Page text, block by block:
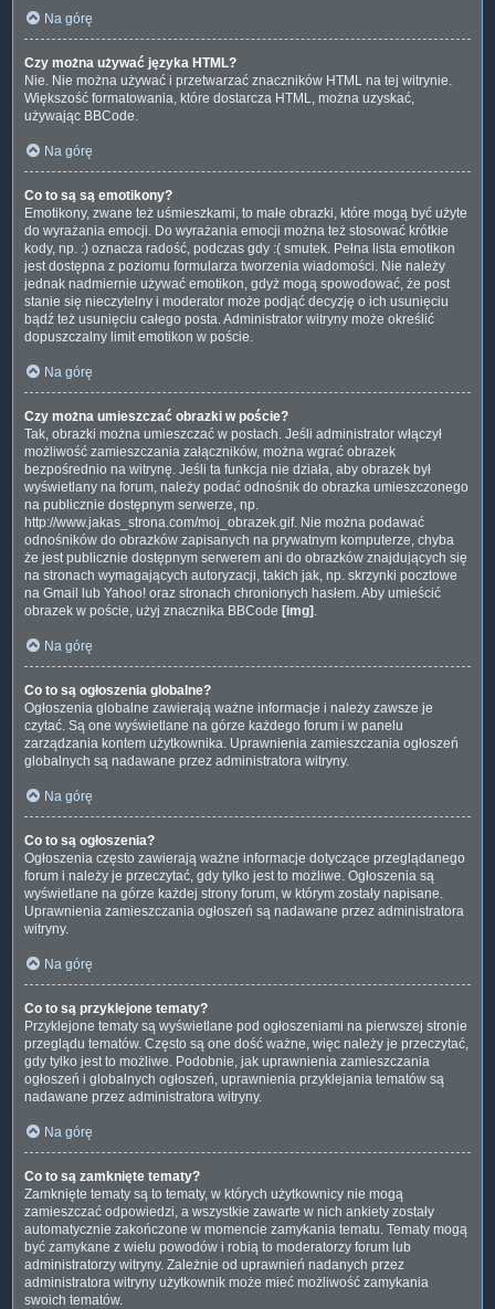
Na górę
Czy można używać języka HTML?
Nie. Nie można używać i przetwarzać znaczników HTML na tej witrynie.
Większość formatowania, które dostarcza HTML, można uzyskać,
używając BBCode.
Na górę
Co to są są emotikony?
Emotikony, zwane też uśmieszkami, to małe obrazki, które mogą być użyte
do wyrażania emocji. Do wyrażania emocji można też stosować krótkie
kody, np. :) oznacza radość, podczas gdy :( smutek. Pełna lista emotikon
jest dostępna z poziomu formularza tworzenia wiadomości. Nie należy
jednak nadmiernie używać emotikon, gdyż mogą spowodować, że post
stanie się nieczytelny i moderator może podjąć decyzję o ich usunięciu
bądź też usunięciu całego posta. Administrator witryny może określić
dopuszczalny limit emotikon w poście.
Na górę
Czy można umieszczać obrazki w poście?
Tak, obrazki można umieszczać w postach. Jeśli administrator włączył
możliwość zamieszczania załączników, można wgrać obrazek
bezpośrednio na witrynę. Jeśli ta funkcja nie działa, aby obrazek był
wyświetlany na forum, należy podać odnośnik do obrazka umieszczonego
na publicznie dostępnym serwerze, np.
http://www.jakas_strona.com/moj_obrazek.gif. Nie można podawać
odnośników do obrazków zapisanych na prywatnym komputerze, chyba
że jest publicznie dostępnym serwerem ani do obrazków znajdujących się
na stronach wymagających autoryzacji, takich jak, np. skrzynki pocztowe
na Gmail lub Yahoo! oraz stronach chronionych hasłem. Aby umieścić
obrazek w poście, użyj znacznika BBCode [img].
Na górę
Co to są ogłoszenia globalne?
Ogłoszenia globalne zawierają ważne informacje i należy zawsze je
czytać. Są one wyświetlane na górze każdego forum i w panelu
zarządzania kontem użytkownika. Uprawnienia zamieszczania ogłoszeń
globalnych są nadawane przez administratora witryny.
Na górę
Co to są ogłoszenia?
Ogłoszenia często zawierają ważne informacje dotyczące przeglądanego
forum i należy je przeczytać, gdy tylko jest to możliwe. Ogłoszenia są
wyświetlane na górze każdej strony forum, w którym zostały napisane.
Uprawnienia zamieszczania ogłoszeń są nadawane przez administratora
witryny.
Na górę
Co to są przyklejone tematy?
Przyklejone tematy są wyświetlane pod ogłoszeniami na pierwszej stronie
przeglądu tematów. Często są one dość ważne, więc należy je przeczytać,
gdy tylko jest to możliwe. Podobnie, jak uprawnienia zamieszczania
ogłoszeń i globalnych ogłoszeń, uprawnienia przyklejania tematów są
nadawane przez administratora witryny.
Na górę
Co to są zamknięte tematy?
Zamknięte tematy są to tematy, w których użytkownicy nie mogą
zamieszczać odpowiedzi, a wszystkie zawarte w nich ankiety zostały
automatycznie zakończone w momencie zamykania tematu. Tematy mogą
być zamykane z wielu powodów i robią to moderatorzy forum lub
administratorzy witryny. Zależnie od uprawnień nadanych przez
administratora witryny użytkownik może mieć możliwość zamykania
swoich tematów.